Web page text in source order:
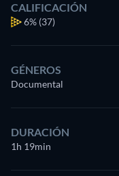
CALIFICACIÓN
6% (37)
GÉNEROS
Documental
DURACIÓN
1h 19min